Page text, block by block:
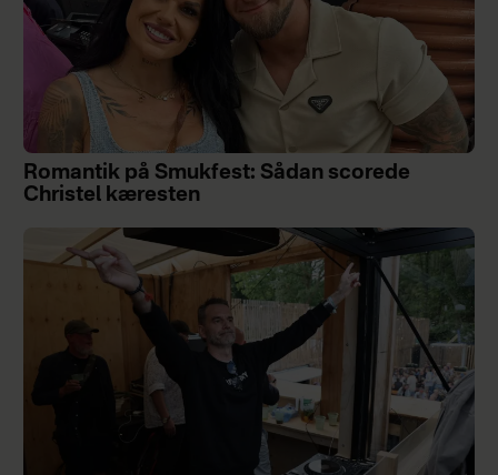
Romantik på Smukfest: Sådan scorede
Christel kæresten